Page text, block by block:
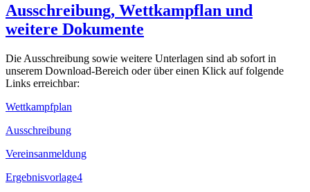
Ausschreibung, Wettkampflan und
weitere Dokumente
Die Ausschreibung sowie weitere Unterlagen sind ab sofort in
unserem Download-Bereich oder über einen Klick auf folgende
Links erreichbar:
Wettkampfplan
Ausschreibung
Vereinsanmeldung
Ergebnisvorlage4